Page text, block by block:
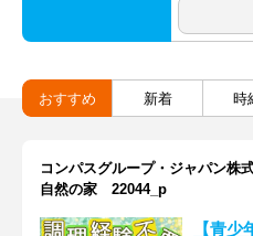
おすすめ 新着 時
コンパスグループ・ジャパン株
自然の家 22044_p
【青